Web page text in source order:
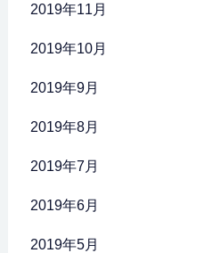
2019年11月
2019年10月
2019年9月
2019年8月
2019年7月
2019年6月
2019年5月